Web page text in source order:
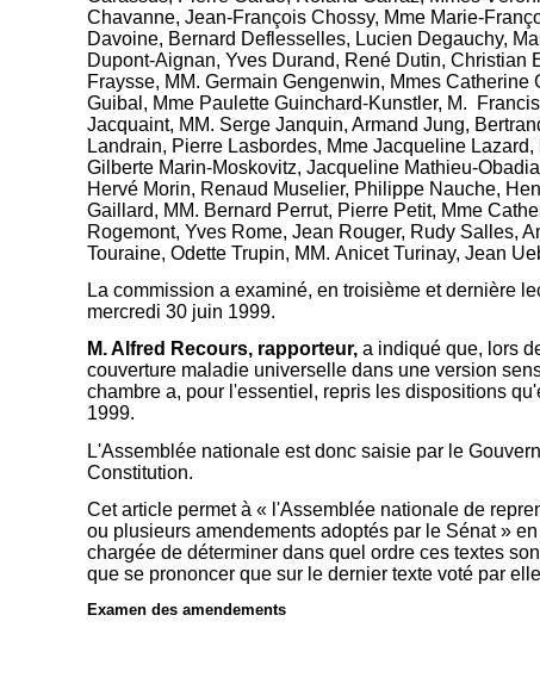
Chavanne, Jean-François Chossy, Mme Marie-
Davoine, Bernard Deflesselles, Lucien Degauchy,
Dupont-Aignan, Yves Durand, René Dutin,
Fraysse, MM. Germain Gengenwin, Mmes
Guibal, Mme Paulette Guinchard-Kunstler, M.
Jacquaint, MM. Serge Janquin, Armand Jung,
Landrain, Pierre Lasbordes, Mme Jacqueline
Gilberte Marin-Moskovitz, Jacqueline Mathieu-
Hervé Morin, Renaud Muselier, Philippe Nauche,
Gaillard, MM. Bernard Perrut, Pierre Petit, Mme
Rogemont, Yves Rome, Jean Rouger, Rudy Salles,
Touraine, Odette Trupin, MM. Anicet Turinay, Jean
La commission a examiné, en troisième et dernière
mercredi 30 juin 1999.
M. Alfred Recours, rapporteur,a indiqué que, lors
couverture maladie universelle dans une version
chambre a, pour l'essentiel, repris les dispositions
1999.
L'Assemblée nationale est donc saisie par le
Constitution.
Cet article permet à « l'Assemblée nationale de
ou plusieurs amendements adoptés par le Sénat »
chargée de déterminer dans quel ordre ces textes
que se prononcer que sur le dernier texte voté par
Examen des amendements